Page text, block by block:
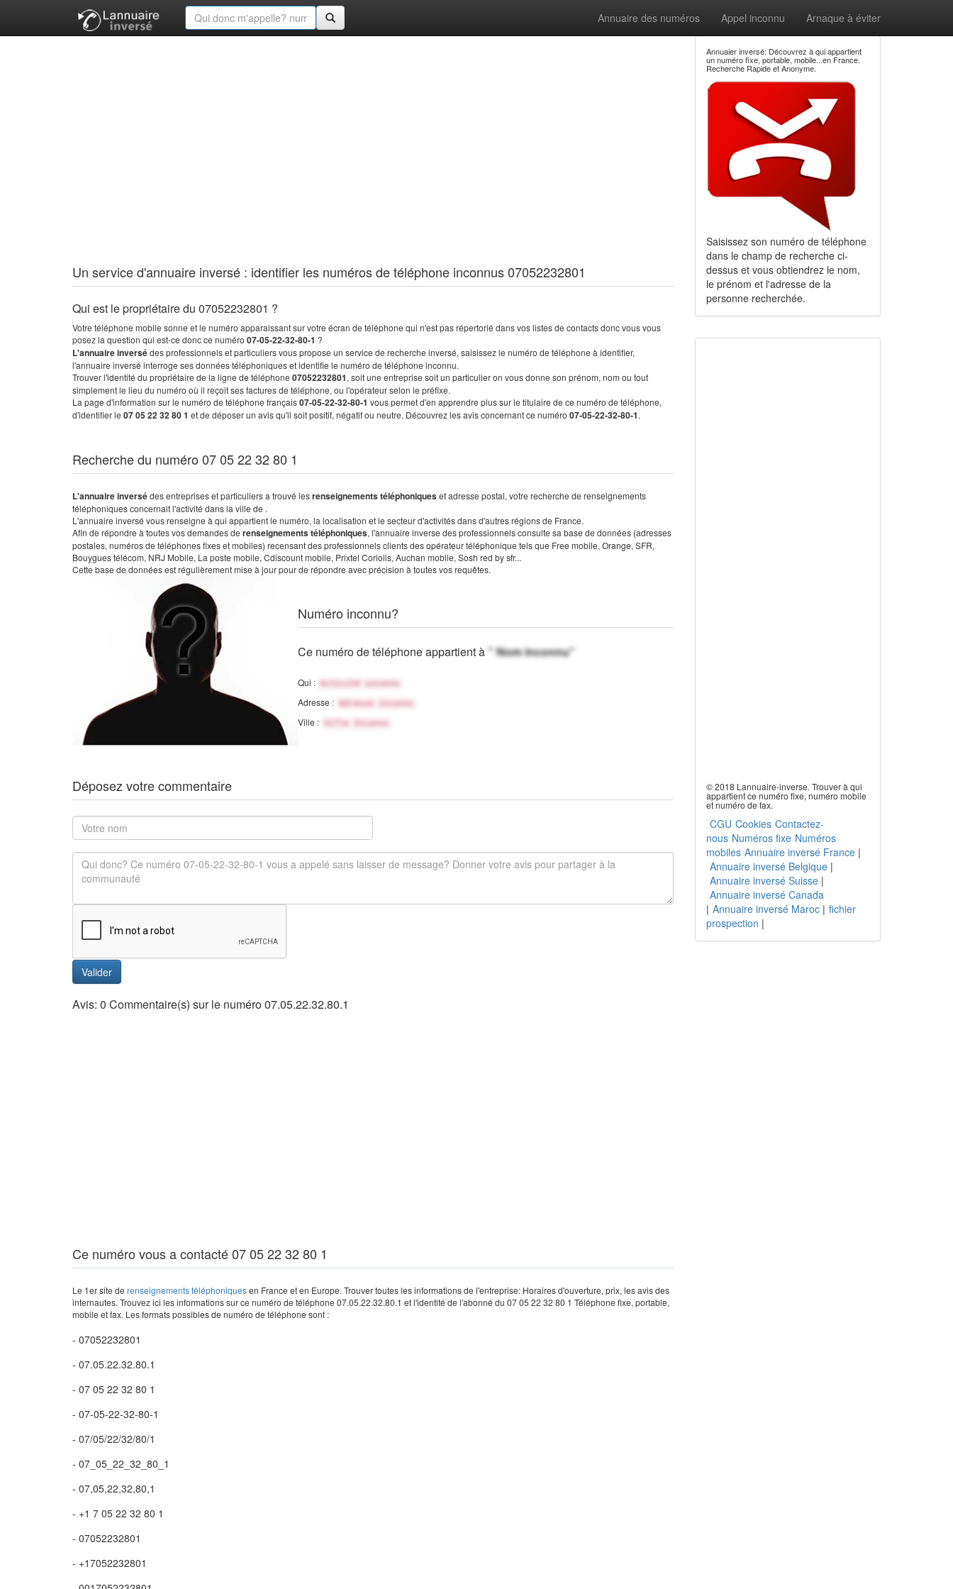
Annuaire des numéros Appel inconnu Arnaque à éviter
Un service d'annuaire inversé : identifier les numéros de téléphone inconnus 07052232801
Qui est le propriétaire du 07052232801 ?
Votre téléphone mobile sonne et le numéro apparaissant sur votre écran de téléphone qui n'est pas répertorié dans vos listes de contacts donc vous vous
posez la question qui est-ce donc ce numéro 07-05-22-32-80-1 ?
L'annuaire inversédes professionnels et particuliers vous propose un service de recherche inversé, saisissez le numéro de téléphone à identifier,
l'annuaire inversé interroge ses données téléphoniques et identifie le numéro de téléphone inconnu.
Trouver l'identité du propriétaire de la ligne de téléphone 07052232801, soit une entreprise soit un particulier on vous donne son prénom, nom ou tout
simplement le lieu du numéro où il reçoit ses factures de téléphone, ou l'opérateur selon le préfixe.
La page d'information sur le numéro de téléphone français07-05-22-32-80-1 vous permet d'en apprendre plus sur le titulaire de ce numéro de téléphone,
d'identifier le 07 05 22 32 80 1 et de déposer un avis qu'il soit positif, négatif ou neutre. Découvrez les avis concernant ce numéro 07-05-22-32-80-1.
Recherche du numéro 07 05 22 32 80 1
L'annuaire inversédes entreprises et particuliers a trouvé lesrenseignements téléphoniqueset adresse postal, votre recherche de renseignements
téléphoniques concernait l'activité dans la ville de .
L'annuaire inversé vous renseigne à qui appartient le numéro, la localisation et le secteur d'activités dans d'autres régions de France.
Afin de répondre à toutes vos demandes de renseignements téléphoniques, l'annuaire inverse des professionnels consulte sa base de données (adresses
postales, numéros de téléphones fixes et mobiles) recensant des professionnels clients des opérateur téléphonique tels que Free mobile, Orange, SFR,
Bouygues télécom, NRJ Mobile, La poste mobile, Cdiscount mobile, Prixtel Coriolis, Auchan mobile, Sosh red by sfr...
Cette base de données est régulièrement mise à jour pour de répondre avec précision à toutes vos requêtes.
Numéro inconnu?
Ce numéro de téléphone appartient à" Nom inconnu"
Qui : Activité inconnu
Adresse : Adresse inconnu
Ville : Ville Inconnu
Déposez votre commentaire
Valider
Avis: 0 Commentaire(s) sur le numéro 07.05.22.32.80.1
Ce numéro vous a contacté 07 05 22 32 80 1
Le 1er site de renseignements téléphoniquesen France et en Europe. Trouver toutes les informations de l'entreprise: Horaires d'ouverture, prix, les avis des
internautes. Trouvez ici les informations sur ce numéro de téléphone 07.05.22.32.80.1 et l'identité de l'abonné du 07 05 22 32 80 1 Téléphone fixe, portable,
mobile et fax. Les formats possibles de numéro de téléphone sont :
- 07052232801
- 07.05.22.32.80.1
- 07 05 22 32 80 1
- 07-05-22-32-80-1
- 07/05/22/32/80/1
- 07_05_22_32_80_1
- 07,05,22,32,80,1
- +1 7 05 22 32 80 1
- 07052232801
- +17052232801
Annuaier inversé: Découvrez à qui appartient
un numéro fixe, portable, mobile...en France.
Recherche Rapide et Anonyme.
Saisissez son numéro de téléphone
dans le champ de recherche ci-
dessus et vous obtiendrez le nom,
le prénom et l'adresse de la
personne recherchée.
© 2018 Lannuaire-inverse. Trouver à qui
appartient ce numéro fixe, numéro mobile
et numéro de fax.
CGU Cookies Contactez-
nous Numéros fixe Numéros
mobiles Annuaire inversé France|
Annuaire inversé Belgique|
Annuaire inversé Suisse|
Annuaire inversé Canada
| Annuaire inversé Maroc| fichier
prospection |